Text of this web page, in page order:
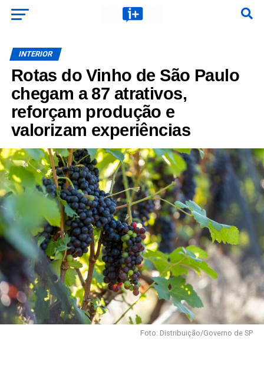
INTERIOR
Rotas do Vinho de São Paulo
chegam a 87 atrativos,
reforçam produção e
valorizam experiências
Foto: Distribuição/Governo de SP